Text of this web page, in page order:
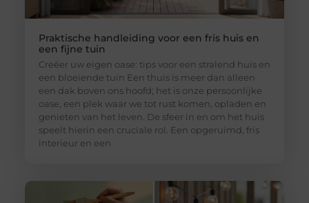
Praktische handleiding voor een fris huis en
een fijne tuin
Creëer uw eigen oase: tips voor een stralend huis en
een bloeiende tuin Een thuis is meer dan alleen
een dak boven ons hoofd; het is onze persoonlijke
oase, een plek waar we tot rust komen, opladen en
genieten van het leven. De sfeer in en om het huis
speelt hierin een cruciale rol. Een opgeruimd, fris
interieur en een